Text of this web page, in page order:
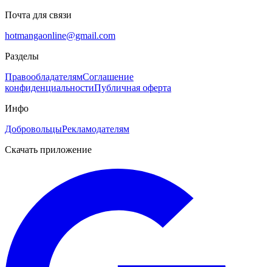
Почта для связи
hotmangaonline@gmail.com
Разделы
ПравообладателямСоглашение
конфиденциальностиПубличная оферта
Инфо
ДобровольцыРекламодателям
Скачать приложение